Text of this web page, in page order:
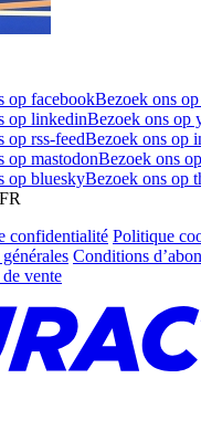
op facebookBezoek ons
op linkedinBezoek ons op
op rss-feedBezoek ons op
op mastodonBezoek ons
op blueskyBezoek ons op
confidentialité Politique
Conditions
vente